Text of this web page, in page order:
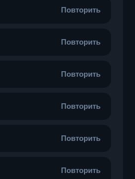
Повторить
Повторить
Повторить
Повторить
Повторить
Повторить